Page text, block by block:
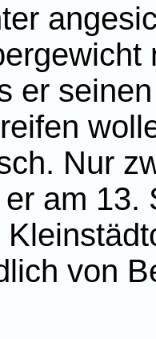
er
Nur
am 13.
von